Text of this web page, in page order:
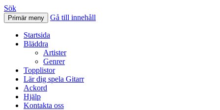
Svenskatabs.se
Sök
Primär meny Gå till innehåll
Startsida
Bläddra
Artister
Genrer
Topplistor
Lär dig spela Gitarr
Ackord
Hjälp
Kontakta oss